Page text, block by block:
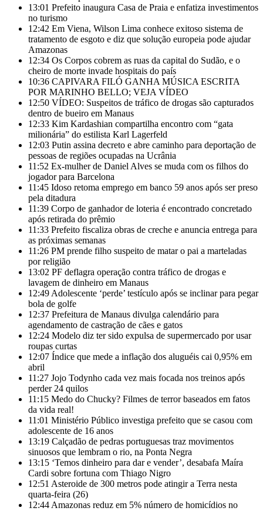
13:01 Prefeito inaugura Casa de Praia e enfatiza investimentos
no turismo
12:42 Em Viena, Wilson Lima conhece exitoso sistema de
tratamento de esgoto e diz que solução europeia pode ajudar
Amazonas
12:34 Os Corpos cobrem as ruas da capital do Sudão, e o
cheiro de morte invade hospitais do país
10:36 CAPIVARA FILÓ GANHA MÚSICA ESCRITA
POR MARINHO BELLO; VEJA VÍDEO
12:50 VÍDEO: Suspeitos de tráfico de drogas são capturados
dentro de bueiro em Manaus
12:33 Kim Kardashian compartilha encontro com “gata
milionária” do estilista Karl Lagerfeld
12:03 Putin assina decreto e abre caminho para deportação de
pessoas de regiões ocupadas na Ucrânia
11:52 Ex-mulher de Daniel Alves se muda com os filhos do
jogador para Barcelona
11:45 Idoso retoma emprego em banco 59 anos após ser preso
pela ditadura
11:39 Corpo de ganhador de loteria é encontrado concretado
após retirada do prêmio
11:33 Prefeito fiscaliza obras de creche e anuncia entrega para
as próximas semanas
11:26 PM prende filho suspeito de matar o pai a marteladas
por religião
13:02 PF deflagra operação contra tráfico de drogas e
lavagem de dinheiro em Manaus
12:49 Adolescente ‘perde’ testículo após se inclinar para pegar
bola de golfe
12:37 Prefeitura de Manaus divulga calendário para
agendamento de castração de cães e gatos
12:24 Modelo diz ter sido expulsa de supermercado por usar
roupas curtas
12:07 Índice que mede a inflação dos aluguéis cai 0,95% em
abril
11:27 Jojo Todynho cada vez mais focada nos treinos após
perder 24 quilos
11:15 Medo do Chucky? Filmes de terror baseados em fatos
da vida real!
11:01 Ministério Público investiga prefeito que se casou com
adolescente de 16 anos
13:19 Calçadão de pedras portuguesas traz movimentos
sinuosos que lembram o rio, na Ponta Negra
13:15 ‘Temos dinheiro para dar e vender’, desabafa Maíra
Cardi sobre fortuna com Thiago Nigro
12:51 Asteroide de 300 metros pode atingir a Terra nesta
quarta-feira (26)
12:44 Amazonas reduz em 5% número de homicídios no